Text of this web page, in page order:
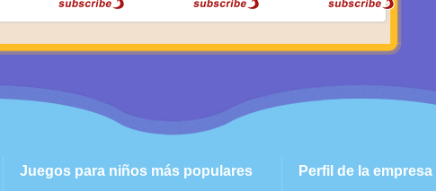
Juegos para niños más populares Perfil de la empresa